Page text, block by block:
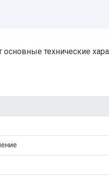
технические